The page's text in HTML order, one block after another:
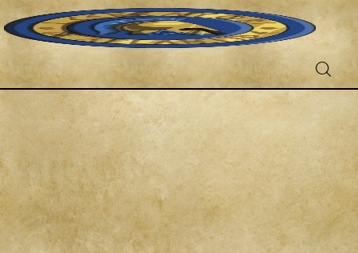
Fantascienza
Fantasy
Games
Recensioni